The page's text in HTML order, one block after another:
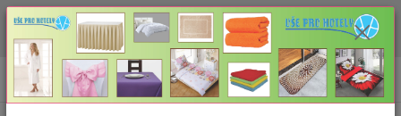
CHCETE NAKOUPIT VĚTŠÍ MNOŽSTVÍ NAŠICH PRODUKTŮ ZA LEPŠÍ
CENU? Klikněte ZDE
CZK
+420 773 794 023
Pondělí-pátek 9-16 hodin
0ks
za0 Kč